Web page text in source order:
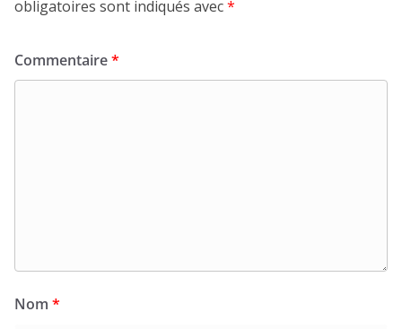
obligatoires sont indiqués avec*
Commentaire*
Nom *